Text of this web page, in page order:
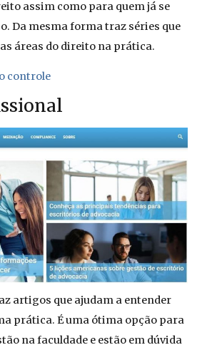
assim como para quem já se
Da mesma forma traz séries que
áreas do direito na prática.
controle
artigos que ajudam a entender
prática. É uma ótima opção para
na faculdade e estão em dúvida